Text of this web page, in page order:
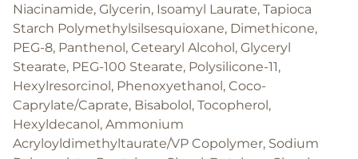
Niacinamide, Glycerin, Isoamyl Laurate, Tapioca
Starch Polymethylsilsesquioxane, Dimethicone,
PEG-8, Panthenol, Cetearyl Alcohol, Glyceryl
Stearate, PEG-100 Stearate, Polysilicone-11,
Hexylresorcinol, Phenoxyethanol, Coco-
Caprylate/Caprate, Bisabolol, Tocopherol,
Hexyldecanol, Ammonium
Acryloyldimethyltaurate/VP Copolymer, Sodium